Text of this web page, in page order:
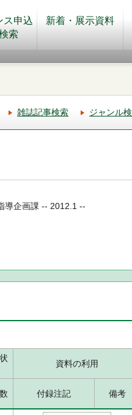
ス申込
索
新着・展示資料
雑誌記事検索 ジャンル
導企画課 -- 2012.1 --
資料の利用
付録注記 備考